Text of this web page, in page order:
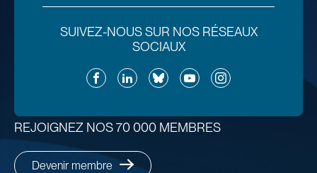
SUIVEZ-NOUS SUR NOS RÉSEAUX
SOCIAUX
FacebookLinkedInBlueskyYouTubeInstagram
REJOIGNEZ NOS 70 000 MEMBRES
Devenir membre